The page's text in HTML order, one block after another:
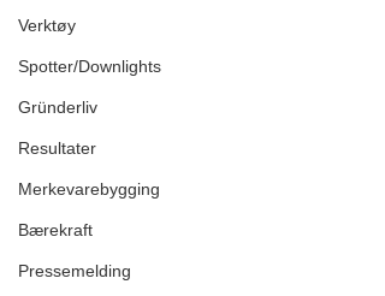
Verktøy
Spotter/Downlights
Gründerliv
Resultater
Merkevarebygging
Bærekraft
Pressemelding